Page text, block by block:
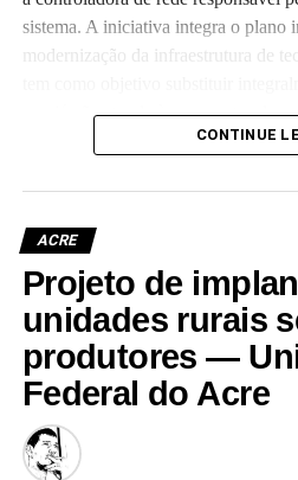
sistema. A iniciativa integra o plano
modernização da infraestrutura de
que já não atende às crescentes
administrativas da universidade.
Leia Mais: UFAC
CONTINUE
ACRE
Projeto de
unidades rurais
produtores —
Federal do Acre